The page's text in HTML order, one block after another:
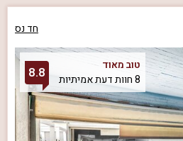
חד נס
טוב מאוד
8 חוות דעת אמיתיות
8.8